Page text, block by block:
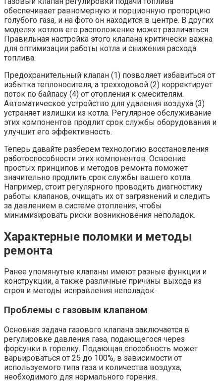
обеспечивает равномерную и порционную пропорцию
голубого газа, и на фото он находится в центре. В других
моделях котлов его расположение может различаться.
Правильная настройка этого клапана критически важна
для оптимизации работы котла и снижения расхода
топлива.
Предохранительный клапан (1) позволяет избавиться от
избытка теплоносителя, а трехходовой (2) корректирует
поток по байпасу (4) от отопления к смесителям.
Автоматическое устройство для удаления воздуха (3)
устраняет излишки из котла. Регулярное обслуживание
этих компонентов продлит срок службы оборудования и
улучшит его эффективность.
Теперь давайте разберем технологию восстановления
работоспособности этих компонентов. Освоение
простых принципов и методов ремонта поможет
значительно продлить срок службы вашего котла.
Например, стоит регулярного проводить диагностику
работы клапанов, очищать их от загрязнений и следить
за давлением в системе отопления, чтобы
минимизировать риски возникновения неполадок.
Характерные поломки и методы
ремонта
Ранее упомянутые клапаны имеют разные функции и
конструкции, а также различные причины выхода из
строя и методы исправления неполадок.
Проблемы с газовым клапаном
Основная задача газового клапана заключается в
регулировке давления газа, подающегося через
форсунки в горелку. Подающая способность может
варьироваться от 25 до 100%, в зависимости от
используемого типа газа и количества воздуха,
необходимого для нормального горения.